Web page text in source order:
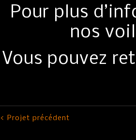
Pour plus
nos
Vous pouvez
< Projet précédent